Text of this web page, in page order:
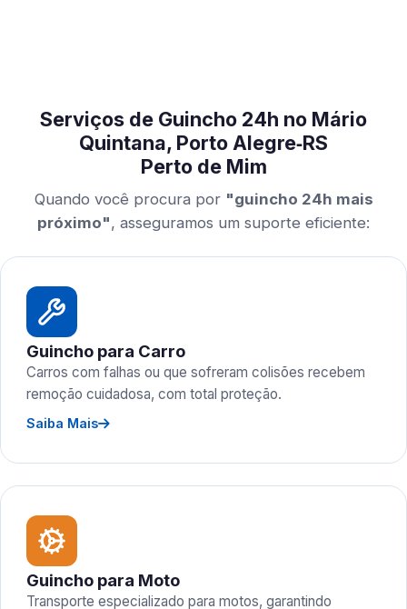
Serviços de Guincho 24h no Mário
Quintana, Porto Alegre‑RS
Perto de Mim
Quando você procura por "guincho 24h mais
próximo", asseguramos um suporte eficiente:
Guincho para Carro
Carros com falhas ou que sofreram colisões recebem
remoção cuidadosa, com total proteção.
Saiba Mais
Guincho para Moto
Transporte especializado para motos, garantindo